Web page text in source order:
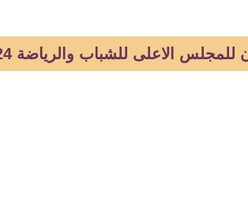
الاعلى للشباب والرياضة 2024-2025